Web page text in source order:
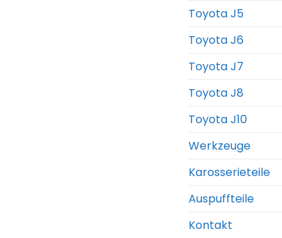
Toyota J5
Toyota J6
Toyota J7
Toyota J8
Toyota J10
Werkzeuge
Karosserieteile
Auspuffteile
Kontakt